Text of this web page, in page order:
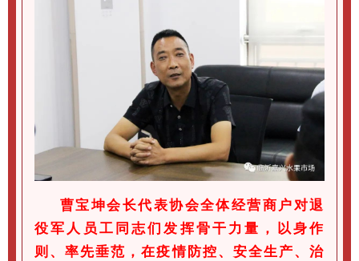
曹宝坤会长代表协会全体经营商户对退
役军人员工同志们发挥骨干力量，以身作
则、率先垂范，在疫情防控、安全生产、治